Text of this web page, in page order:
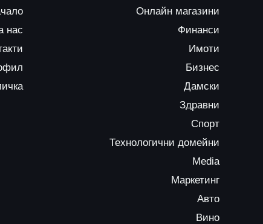
нас
Онлайн магазини
Финанси
Имоти
Бизнес
Дамски
Здравни
Спорт
Технологични домейни
Media
Маркетинг
Авто
Вино